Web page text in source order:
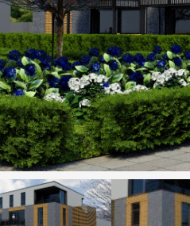
oversluiten
verhogen
check